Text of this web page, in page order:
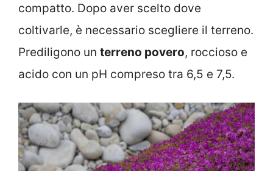
compatto. Dopo aver scelto dove
coltivarle, è necessario scegliere il terreno.
Prediligono un terreno povero, roccioso e
acido con un pH compreso tra 6,5 e 7,5.